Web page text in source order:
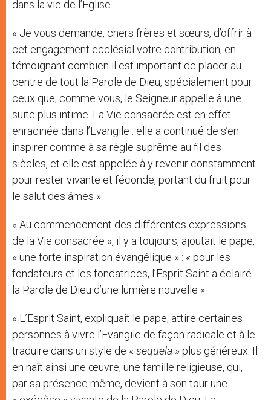
dans la vie de l’Eglise.
« Je vous demande, chers frères et sœurs, d’offrir à
cet engagement ecclésial votre contribution, en
témoignant combien il est important de placer au
centre de tout la Parole de Dieu, spécialement pour
ceux que, comme vous, le Seigneur appelle à une
suite plus intime. La Vie consacrée est en effet
enracinée dans l’Evangile : elle a continué de s’en
inspirer comme à sa règle suprême au fil des
siècles, et elle est appelée à y revenir constamment
pour rester vivante et féconde, portant du fruit pour
le salut des âmes ».
« Au commencement des différentes expressions
de la Vie consacrée », il y a toujours, ajoutait le pape,
« une forte inspiration évangélique » : « pour les
fondateurs et les fondatrices, l’Esprit Saint a éclairé
la Parole de Dieu d’une lumière nouvelle ».
« L’Esprit Saint, expliquait le pape, attire certaines
personnes à vivre l’Evangile de façon radicale et à le
traduire dans un style de « sequela » plus généreux. Il
en naît ainsi une œuvre, une famille religieuse, qui,
par sa présence même, devient à son tour une